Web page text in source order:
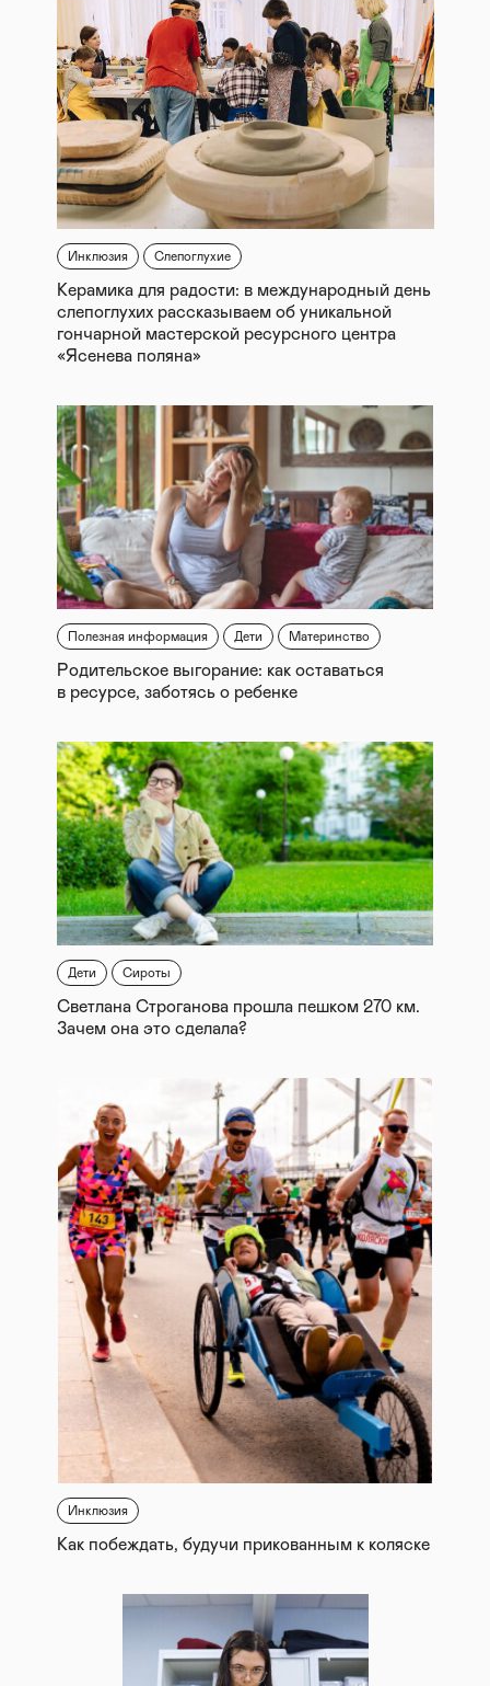
Инклюзия Слепоглухие
Керамика для радости: в международный день
слепоглухих рассказываем об уникальной
гончарной мастерской ресурсного центра
«Ясенева поляна»
Полезная информация Дети Материнство
Родительское выгорание: как оставаться
в ресурсе, заботясь о ребенке
Дети Сироты
Светлана Строганова прошла пешком 270 км.
Зачем она это сделала?
Инклюзия
Как побеждать, будучи прикованным к коляске